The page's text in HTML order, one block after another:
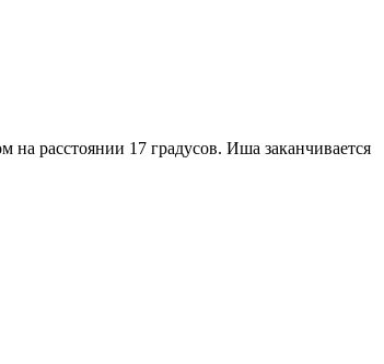
на расстоянии 17 градусов. Иша заканчивается